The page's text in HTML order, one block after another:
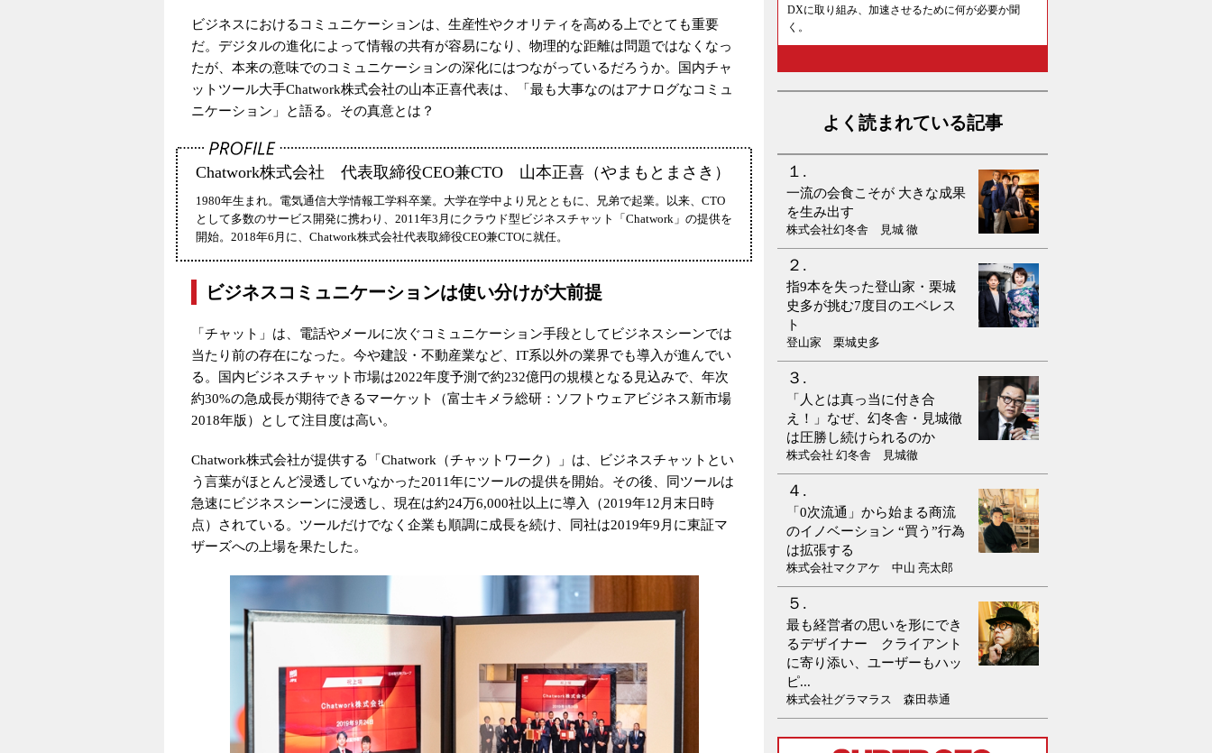
ビジネスにおけるコミュニケーションは、生産性やクオリティを高める上でとても重要
だ。デジタルの進化によって情報の共有が容易になり、物理的な距離は問題ではなくなっ
たが、本来の意味でのコミュニケーションの深化にはつながっているだろうか。国内チャ
ットツール大手Chatwork株式会社の山本正喜代表は、「最も大事なのはアナログなコミュ
ニケーション」と語る。その真意とは？
Chatwork株式会社 代表取締役CEO兼CTO 山本正喜（やまもとまさき）
1980年生まれ。電気通信大学情報工学科卒業。大学在学中より兄とともに、兄弟で起業。以来、CTO
として多数のサービス開発に携わり、2011年3月にクラウド型ビジネスチャット「Chatwork」の提供を
開始。2018年6月に、Chatwork株式会社代表取締役CEO兼CTOに就任。
ビジネスコミュニケーションは使い分けが大前提
「チャット」は、電話やメールに次ぐコミュニケーション手段としてビジネスシーンでは
当たり前の存在になった。今や建設・不動産業など、IT系以外の業界でも導入が進んでい
る。国内ビジネスチャット市場は2022年度予測で約232億円の規模となる見込みで、年次
約30%の急成長が期待できるマーケット（富士キメラ総研：ソフトウェアビジネス新市場
2018年版）として注目度は高い。
Chatwork株式会社が提供する「Chatwork（チャットワーク）」は、ビジネスチャットとい
う言葉がほとんど浸透していなかった2011年にツールの提供を開始。その後、同ツールは
急速にビジネスシーンに浸透し、現在は約24万6,000社以上に導入（2019年12月末日時
点）されている。ツールだけでなく企業も順調に成長を続け、同社は2019年9月に東証マ
ザーズへの上場を果たした。
DXに取り組み、加速させるために何が必要か聞
く。
よく読まれている記事
一流の会食こそが 大きな成果
を生み出す
株式会社幻冬舎 見城 徹
指9本を失った登山家・栗城
史多が挑む7度目のエベレス
ト
登山家 栗城史多
「人とは真っ当に付き合
え！」なぜ、幻冬舎・見城徹
は圧勝し続けられるのか
株式会社 幻冬舎 見城徹
「0次流通」から始まる商流
のイノベーション “買う”行為
は拡張する
株式会社マクアケ 中山 亮太郎
最も経営者の思いを形にでき
るデザイナー クライアント
に寄り添い、ユーザーもハッ
ピ...
株式会社グラマラス 森田恭通